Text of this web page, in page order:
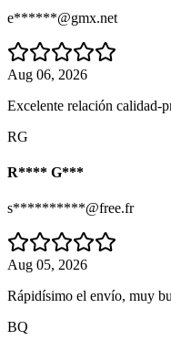
e******@gmx.net
Aug 06, 2026
Excelente relación calidad-
RG
R**** G***
s**********@free.fr
Aug 05, 2026
Rápidísimo el envío, muy
BQ